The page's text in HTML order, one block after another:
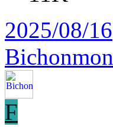
2025/08/16
Bichonmon
F